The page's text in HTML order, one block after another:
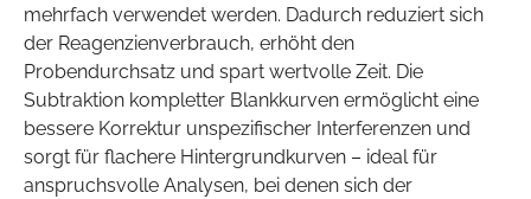
mehrfach verwendet werden. Dadurch reduziert sich
der Reagenzienverbrauch, erhöht den
Probendurchsatz und spart wertvolle Zeit. Die
Subtraktion kompletter Blankkurven ermöglicht eine
bessere Korrektur unspezifischer Interferenzen und
sorgt für flachere Hintergrundkurven – ideal für
anspruchsvolle Analysen, bei denen sich der